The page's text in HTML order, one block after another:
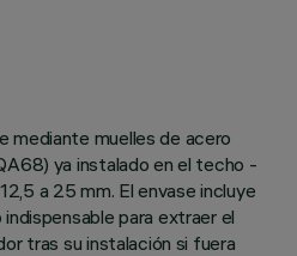
mediante muelles de acero
ya instalado en el techo -
a 25 mm. El envase incluye
para extraer el
tras su instalación si fuera